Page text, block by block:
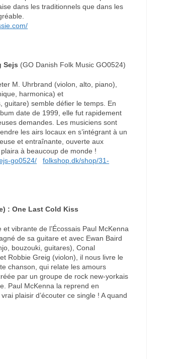
dans les traditionnels que dans les
Sejs (GO Danish Folk Music GO0524)
M. Uhrbrand (violon, alto, piano),
harmonica) et
guitare) semble défier le temps. En
date de 1999, elle fut rapidement
demandes. Les musiciens sont
les airs locaux en s’intégrant à un
et entraînante, ouverte aux
plaira à beaucoup de monde !
go0524/
folkshop.dk/shop/31-
: One Last Cold Kiss
vibrante de l’Écossais Paul McKenna
de sa guitare et avec Ewan Baird
bouzouki, guitares), Conal
Robbie Greig (violon), il nous livre le
chanson, qui relate les amours
par un groupe de rock new-yorkais
Paul McKenna la reprend en
plaisir d’écouter ce single ! A quand